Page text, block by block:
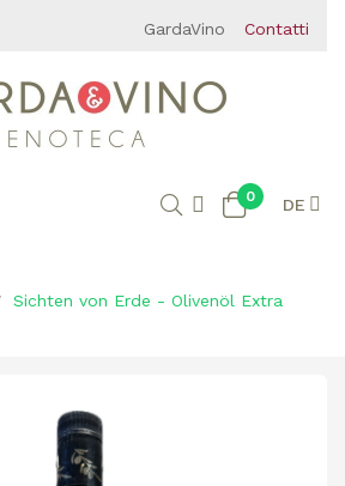
GardaVino Contatti
0 DE
Sichten von Erde - Olivenöl Extra